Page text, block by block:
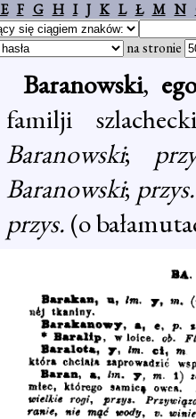
E F G H I J K L Ł M N
na stronie
Baranowski, ego
familji
Baranowski;
Baranowski;
przys. (o